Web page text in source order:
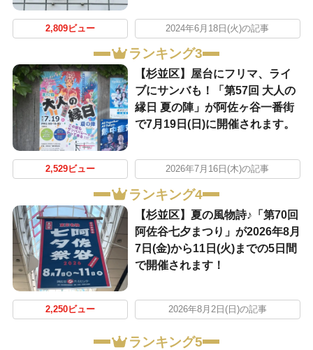
2,809ビュー 2024年6月18日(火)の記事
ランキング3
【杉並区】屋台にフリマ、ライ
ブにサンバも！「第57回 大人の
縁日 夏の陣」が阿佐ヶ谷一番街
で7月19日(日)に開催されます。
2,529ビュー 2026年7月16日(木)の記事
ランキング4
【杉並区】夏の風物詩♪「第70回
阿佐谷七夕まつり」が2026年8月
7日(金)から11日(火)までの5日間
で開催されます！
2,250ビュー 2026年8月2日(日)の記事
ランキング5